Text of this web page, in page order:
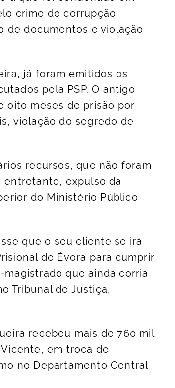
crime de corrupção
de documentos e violação
já foram emitidos os
pela PSP. O antigo
oito meses de prisão por
violação do segredo de
recursos, que não foram
entretanto, expulso da
do Ministério Público
que o seu cliente se irá
de Évora para cumprir
que ainda corria
Tribunal de Justiça,
recebeu mais de 760 mil
em troca de
no Departamento Central